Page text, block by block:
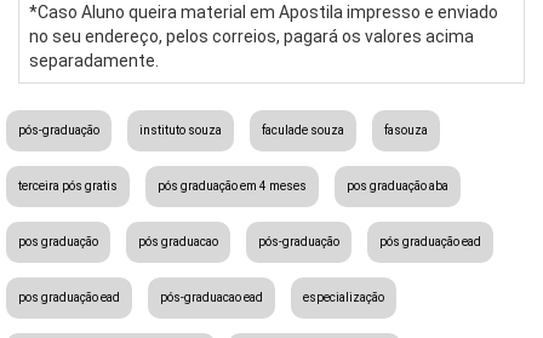
*Caso Aluno queira material em Apostila impresso e enviado
no seu endereço, pelos correios, pagará os valores acima
separadamente.
pós-graduação instituto souza faculade souza fasouza
terceira pós gratis pós graduação em 4 meses pos graduação aba
pos graduação pós graduacao pós-graduação pós graduação ead
pos graduação ead pós-graduacao ead especialização